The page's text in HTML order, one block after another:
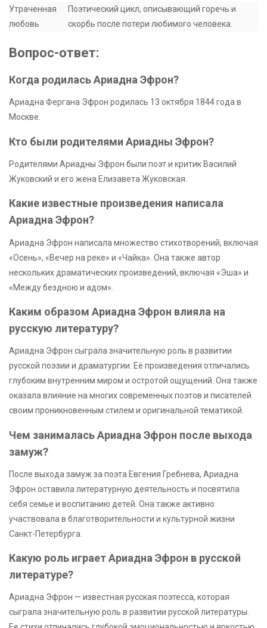
Утраченная
любовь
Поэтический цикл, описывающий горечь и
скорбь после потери любимого человека.
Вопрос-ответ:
Когда родилась Ариадна Эфрон?
Ариадна Фергана Эфрон родилась 13 октября 1844 года в
Москве.
Кто были родителями Ариадны Эфрон?
Родителями Ариадны Эфрон были поэт и критик Василий
Жуковский и его жена Елизавета Жуковская.
Какие известные произведения написала
Ариадна Эфрон?
Ариадна Эфрон написала множество стихотворений, включая
«Осень», «Вечер на реке» и «Чайка». Она также автор
нескольких драматических произведений, включая «Эша» и
«Между бездною и адом».
Каким образом Ариадна Эфрон влияла на
русскую литературу?
Ариадна Эфрон сыграла значительную роль в развитии
русской поэзии и драматургии. Её произведения отличались
глубоким внутренним миром и остротой ощущений. Она также
оказала влияние на многих современных поэтов и писателей
своим проникновенным стилем и оригинальной тематикой.
Чем занималась Ариадна Эфрон после выхода
замуж?
После выхода замуж за поэта Евгения Гребнева, Ариадна
Эфрон оставила литературную деятельность и посвятила
себя семье и воспитанию детей. Она также активно
участвовала в благотворительности и культурной жизни
Санкт-Петербурга.
Какую роль играет Ариадна Эфрон в русской
литературе?
Ариадна Эфрон — известная русская поэтесса, которая
сыграла значительную роль в развитии русской литературы.